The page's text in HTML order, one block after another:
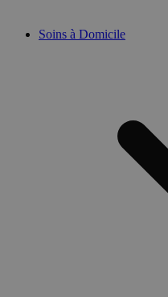
Soins à Domicile